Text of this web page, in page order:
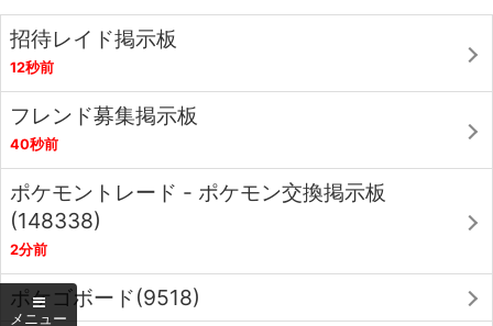
招待レイド掲示板
12秒前
フレンド募集掲示板
40秒前
ポケモントレード - ポケモン交換掲示板
(148338)
2分前
ポケゴボード(9518)